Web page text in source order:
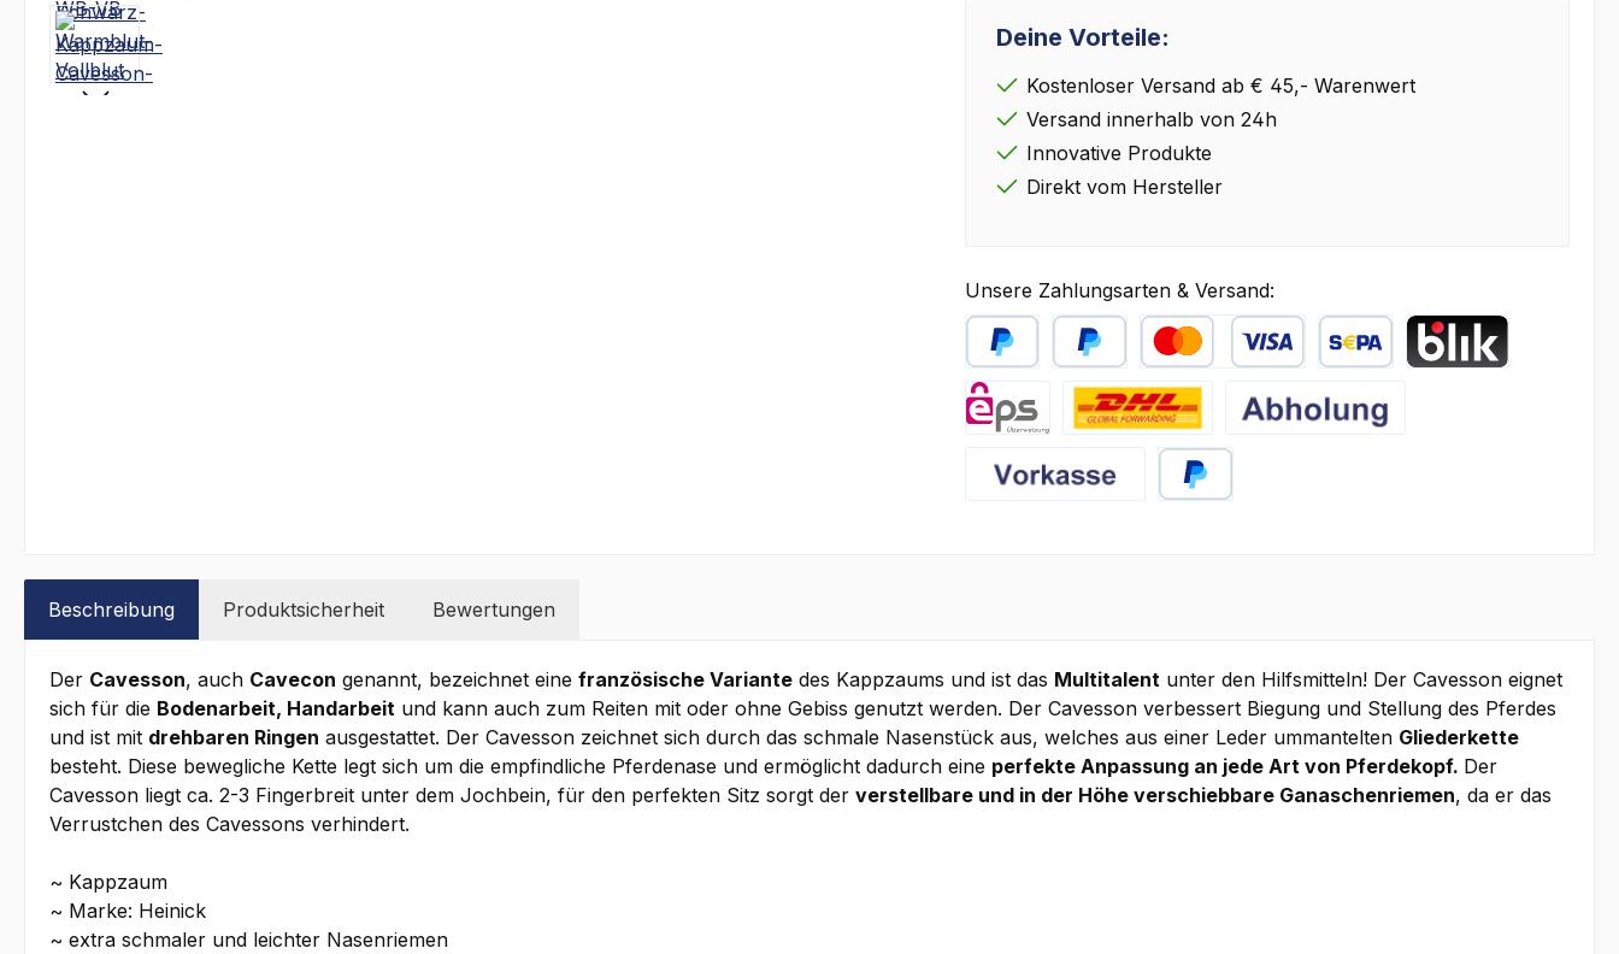
Deine Vorteile:
Kostenloser Versand ab € 45,- Warenwert
Versand innerhalb von 24h
Innovative Produkte
Direkt vom Hersteller
Unsere Zahlungsarten & Versand:
PayPal Später BezahlenKredit- oder Debitkarte
Abholung
Beschreibung Produktsicherheit Bewertungen
Der Cavesson, auch Cavecon genannt, bezeichnet eine französische Variante des Kappzaums und ist das Multitalent unter den Hilfsmitteln! Der Cavesson eignet
sich für die Bodenarbeit, Handarbeit und kann auch zum Reiten mit oder ohne Gebiss genutzt werden. Der Cavesson verbessert Biegung und Stellung des Pferdes
und ist mit drehbaren Ringen ausgestattet. Der Cavesson zeichnet sich durch das schmale Nasenstück aus, welches aus einer Leder ummantelten Gliederkette
besteht. Diese bewegliche Kette legt sich um die empfindliche Pferdenase und ermöglicht dadurch eine perfekte Anpassung an jede Art von Pferdekopf. Der
Cavesson liegt ca. 2-3 Fingerbreit unter dem Jochbein, für den perfekten Sitz sorgt der verstellbare und in der Höhe verschiebbare Ganaschenriemen, da er das
Verrustchen des Cavessons verhindert.
~ Kappzaum
~ Marke: Heinick
~ extra schmaler und leichter Nasenriemen